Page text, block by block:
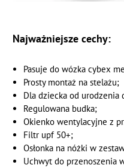
Najważniejsze cechy:
Pasuje do wózka cybex
Prosty montaż na stelażu;
Dla dziecka od urodzenia
Regulowana budka;
Okienko wentylacyjne z
Filtr upf 50+;
Osłonka na nóżki w
Uchwyt do przenoszenia